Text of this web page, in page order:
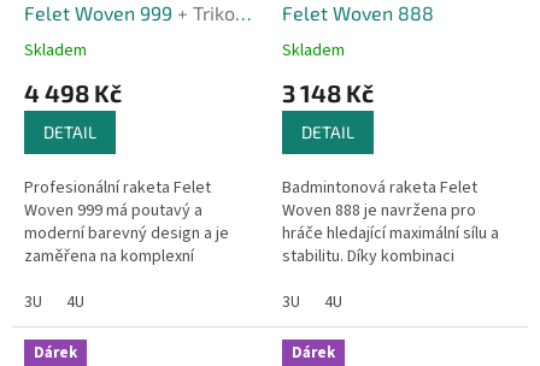
Felet Woven 999 + Triko
zdarma
Skladem
4 498 Kč
DETAIL
Profesionální raketa Felet
Woven 999 má poutavý a
moderní barevný design a je
zaměřena na komplexní
všechny situace. Raketa je
vhodná pro...
3U 4U
Felet Woven 888
Skladem
3 148 Kč
DETAIL
Badmintonová raketa Felet
Woven 888 je navržena pro
hráče hledající maximální sílu a
stabilitu. Díky kombinaci
rámu poskytuje vynikající
kontrolu a...
3U 4U
Dárek Dárek